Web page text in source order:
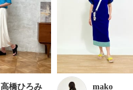
高橋ひろみ mako